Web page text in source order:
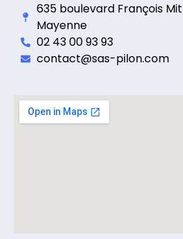
635 boulevard François
Mayenne
02 43 00 93 93
contact@sas-pilon.com